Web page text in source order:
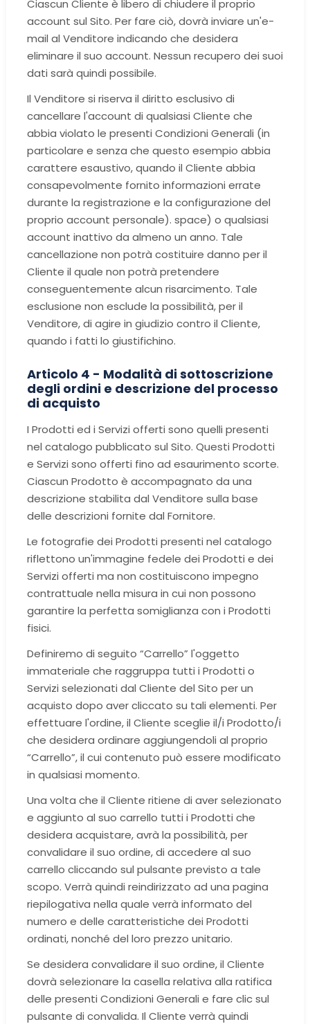
Ciascun Cliente è libero di chiudere il proprio
account sul Sito. Per fare ciò, dovrà inviare un'e-
mail al Venditore indicando che desidera
eliminare il suo account. Nessun recupero dei suoi
dati sarà quindi possibile.
Il Venditore si riserva il diritto esclusivo di
cancellare l'account di qualsiasi Cliente che
abbia violato le presenti Condizioni Generali (in
particolare e senza che questo esempio abbia
carattere esaustivo, quando il Cliente abbia
consapevolmente fornito informazioni errate
durante la registrazione e la configurazione del
proprio account personale). space) o qualsiasi
account inattivo da almeno un anno. Tale
cancellazione non potrà costituire danno per il
Cliente il quale non potrà pretendere
conseguentemente alcun risarcimento. Tale
esclusione non esclude la possibilità, per il
Venditore, di agire in giudizio contro il Cliente,
quando i fatti lo giustifichino.
Articolo 4 - Modalità di sottoscrizione
degli ordini e descrizione del processo
di acquisto
I Prodotti ed i Servizi offerti sono quelli presenti
nel catalogo pubblicato sul Sito. Questi Prodotti
e Servizi sono offerti fino ad esaurimento scorte.
Ciascun Prodotto è accompagnato da una
descrizione stabilita dal Venditore sulla base
delle descrizioni fornite dal Fornitore.
Le fotografie dei Prodotti presenti nel catalogo
riflettono un'immagine fedele dei Prodotti e dei
Servizi offerti ma non costituiscono impegno
contrattuale nella misura in cui non possono
garantire la perfetta somiglianza con i Prodotti
fisici.
Definiremo di seguito “Carrello” l'oggetto
immateriale che raggruppa tutti i Prodotti o
Servizi selezionati dal Cliente del Sito per un
acquisto dopo aver cliccato su tali elementi. Per
effettuare l'ordine, il Cliente sceglie il/i Prodotto/i
che desidera ordinare aggiungendoli al proprio
“Carrello”, il cui contenuto può essere modificato
in qualsiasi momento.
Una volta che il Cliente ritiene di aver selezionato
e aggiunto al suo carrello tutti i Prodotti che
desidera acquistare, avrà la possibilità, per
convalidare il suo ordine, di accedere al suo
carrello cliccando sul pulsante previsto a tale
scopo. Verrà quindi reindirizzato ad una pagina
riepilogativa nella quale verrà informato del
numero e delle caratteristiche dei Prodotti
ordinati, nonché del loro prezzo unitario.
Se desidera convalidare il suo ordine, il Cliente
dovrà selezionare la casella relativa alla ratifica
delle presenti Condizioni Generali e fare clic sul
pulsante di convalida. Il Cliente verrà quindi